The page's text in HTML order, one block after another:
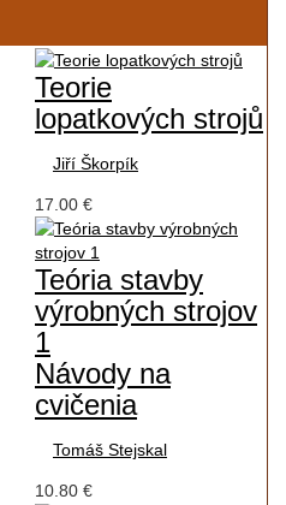
Teorie
lopatkových strojů
Jiří Škorpík
17.00 €
Teória stavby
výrobných strojov
1
Návody na
cvičenia
Tomáš Stejskal
10.80 €